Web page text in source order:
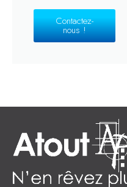
Contactez-
nous !